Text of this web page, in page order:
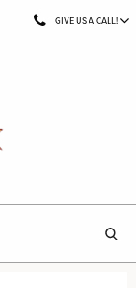
GIVE US A CALL!